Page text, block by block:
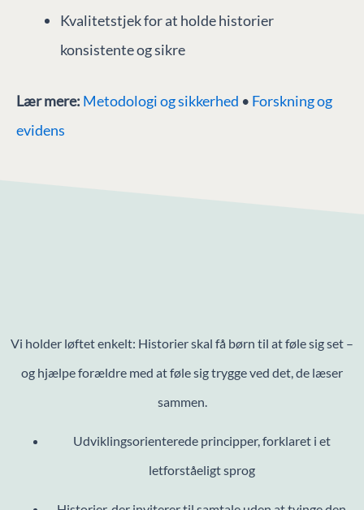
Kvalitetstjek for at holde historier
konsistente og sikre
Lær mere: Metodologi og sikkerhed • Forskning og
evidens
Vi holder løftet enkelt: Historier skal få børn til at føle sig set –
og hjælpe forældre med at føle sig trygge ved det, de læser
sammen.
Udviklingsorienterede principper, forklaret i et
letforståeligt sprog